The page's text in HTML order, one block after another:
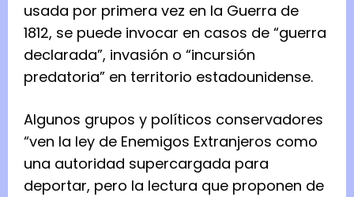
usada por primera vez en la Guerra de
1812, se puede invocar en casos de “guerra
declarada”, invasión o “incursión
predatoria” en territorio estadounidense.
Algunos grupos y políticos conservadores
“ven la ley de Enemigos Extranjeros como
una autoridad supercargada para
deportar, pero la lectura que proponen de